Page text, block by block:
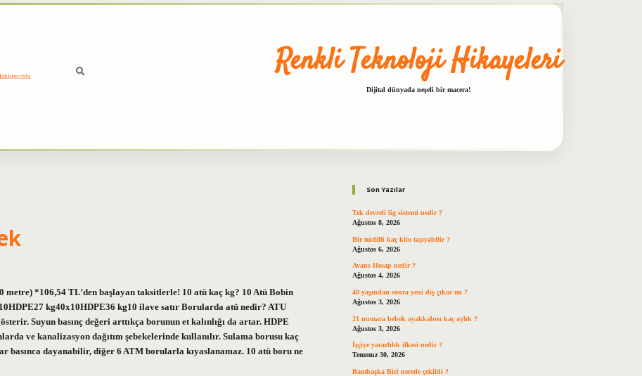
Renkli Teknoloji Hikayeleri
Dijital dünyada neşeli bir macera!
*106,54 TL’den başlayan taksitlerle! 10 atü kaç kg? 10 Atü Bobin
kg40x10HDPE36 kg10 ilave satır Borularda atü nedir? ATU
Suyun basınç değeri arttıkça borunun et kalınlığı da artar. HDPE
ve kanalizasyon dağıtım şebekelerinde kullanılır. Sulama borusu kaç
basınca dayanabilir, diğer 6 ATM borularla kıyaslanamaz. 10 atü boru ne
Son Yazılar
Tek devreli lig sistemi nedir ?
Ağustos 8, 2026
Bir midilli kaç kilo taşıyabilir ?
Ağustos 6, 2026
Avans Hesap nedir ?
Ağustos 4, 2026
40 yaşından sonra yeni diş çıkar mı ?
Ağustos 3, 2026
21 numara bebek ayakkabısı kaç aylık ?
Ağustos 3, 2026
İşçiye yararlılık ilkesi nedir ?
Temmuz 30, 2026
Bambaşka Biri nerede çekildi ?